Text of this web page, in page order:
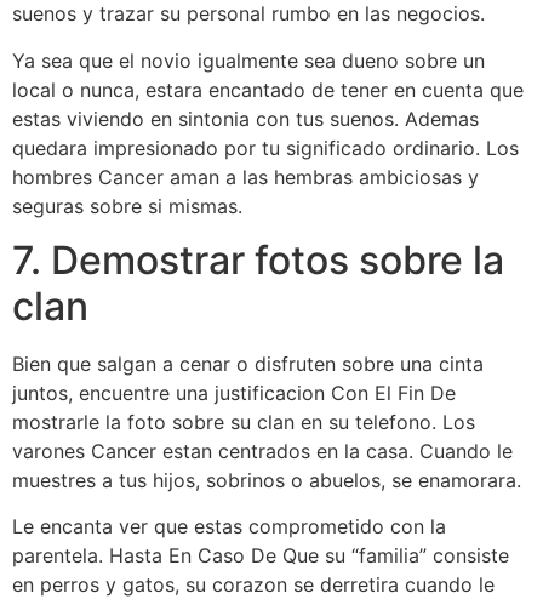
suenos y trazar su personal rumbo en las negocios.
Ya sea que el novio igualmente sea dueno sobre un
local o nunca, estara encantado de tener en cuenta que
estas viviendo en sintonia con tus suenos. Ademas
quedara impresionado por tu significado ordinario. Los
hombres Cancer aman a las hembras ambiciosas y
seguras sobre si mismas.
7. Demostrar fotos sobre la
clan
Bien que salgan a cenar o disfruten sobre una cinta
juntos, encuentre una justificacion Con El Fin De
mostrarle la foto sobre su clan en su telefono. Los
varones Cancer estan centrados en la casa. Cuando le
muestres a tus hijos, sobrinos o abuelos, se enamorara.
Le encanta ver que estas comprometido con la
parentela. Hasta En Caso De Que su “familia” consiste
en perros y gatos, su corazon se derretira cuando le